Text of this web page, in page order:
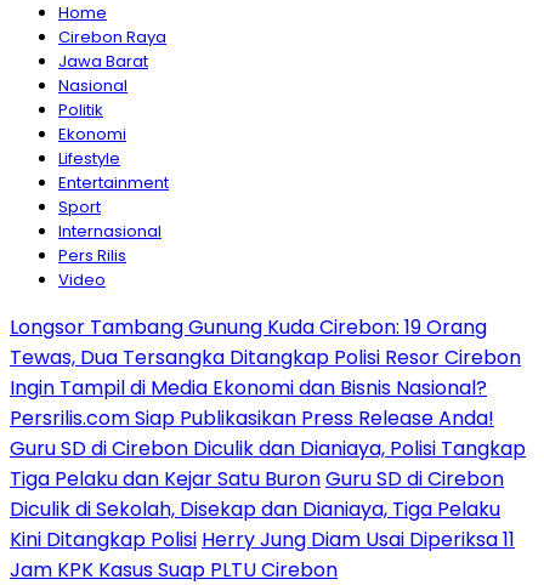
Home
Cirebon Raya
Jawa Barat
Nasional
Politik
Ekonomi
Lifestyle
Entertainment
Sport
Internasional
Pers Rilis
Video
Longsor Tambang Gunung Kuda Cirebon: 19 Orang
Tewas, Dua Tersangka Ditangkap Polisi Resor Cirebon
Ingin Tampil di Media Ekonomi dan Bisnis Nasional?
Persrilis.com Siap Publikasikan Press Release Anda!
Guru SD di Cirebon Diculik dan Dianiaya, Polisi Tangkap
Tiga Pelaku dan Kejar Satu BuronGuru SD di Cirebon
Diculik di Sekolah, Disekap dan Dianiaya, Tiga Pelaku
Kini Ditangkap Polisi Herry Jung Diam Usai Diperiksa 11
Jam KPK Kasus Suap PLTU Cirebon